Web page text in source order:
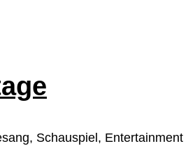
Schauspiel, Entertainment